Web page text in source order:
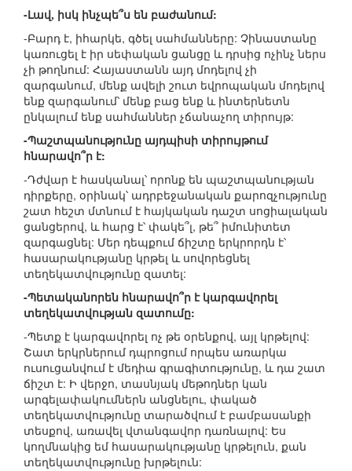
-Լավ, իսկ ինչպե՞ս են բաժանում:
-Բարդ է, իհարկե, գծել սահմանները: Չինաստանը
կառուցել է իր սեփական ցանցը և դրսից ոչինչ ներս
չի թողնում: Հայաստանն այդ մոդելով չի
զարգանում, մենք ավելի շուտ եվրոպական մոդելով
ենք զարգանում՝ մենք բաց ենք և ինտերնետն
ընկալում ենք սահմաններ չճանաչող տիրույթ:
-Պաշտպանությունը այդպիսի տիրույթում
հնարավո՞ր է:
-Դժվար է հասկանալ՝ որոնք են պաշտպանության
դիրքերը, օրինակ՝ ադրբեջանական քարոզչությունը
շատ հեշտ մտնում է հայկական դաշտ սոցիալական
ցանցերով, և հարց է՝ փակե՞լ, թե՞ իմունիտետ
զարգացնել: Մեր դեպքում ճիշտը երկրորդն է՝
հասարակությանը կրթել և սովորեցնել
տեղեկատվությունը զատել:
-Պետականորեն հնարավո՞ր է կարգավորել
տեղեկատվության զատումը:
-Պետք է կարգավորել ոչ թե օրենքով, այլ կրթելով:
Շատ երկրներում դպրոցում որպես առարկա
ուսուցանվում է մեդիա գրագիտությունը, և դա շատ
ճիշտ է: Ի վերջո, տասնյակ մեթոդներ կան
արգելափակումներն անցնելու, փակած
տեղեկատվությունը տարածվում է բամբասանքի
տեսքով, առավել վտանգավոր դառնալով: Ես
կողմնակից եմ հասարակությանը կրթելուն, քան
տեղեկատվությունը խրթելուն: